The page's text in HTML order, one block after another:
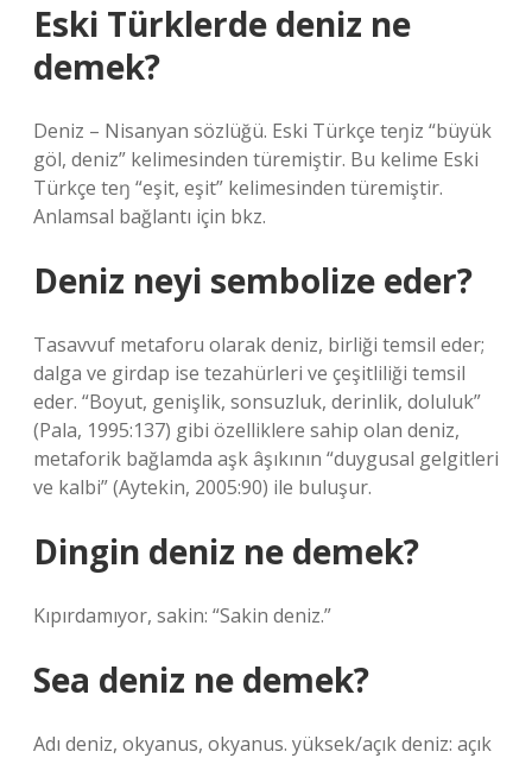
Eski Türklerde deniz ne
demek?
Deniz – Nisanyan sözlüğü. Eski Türkçe teŋiz “büyük
göl, deniz” kelimesinden türemiştir. Bu kelime Eski
Türkçe teŋ “eşit, eşit” kelimesinden türemiştir.
Anlamsal bağlantı için bkz.
Deniz neyi sembolize eder?
Tasavvuf metaforu olarak deniz, birliği temsil eder;
dalga ve girdap ise tezahürleri ve çeşitliliği temsil
eder. “Boyut, genişlik, sonsuzluk, derinlik, doluluk”
(Pala, 1995:137) gibi özelliklere sahip olan deniz,
metaforik bağlamda aşk âşıkının “duygusal gelgitleri
ve kalbi” (Aytekin, 2005:90) ile buluşur.
Dingin deniz ne demek?
Kıpırdamıyor, sakin: “Sakin deniz.”
Sea deniz ne demek?
Adı deniz, okyanus, okyanus. yüksek/açık deniz: açık